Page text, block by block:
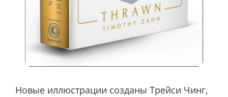
Новые иллюстрации созданы Трейси Чинг,